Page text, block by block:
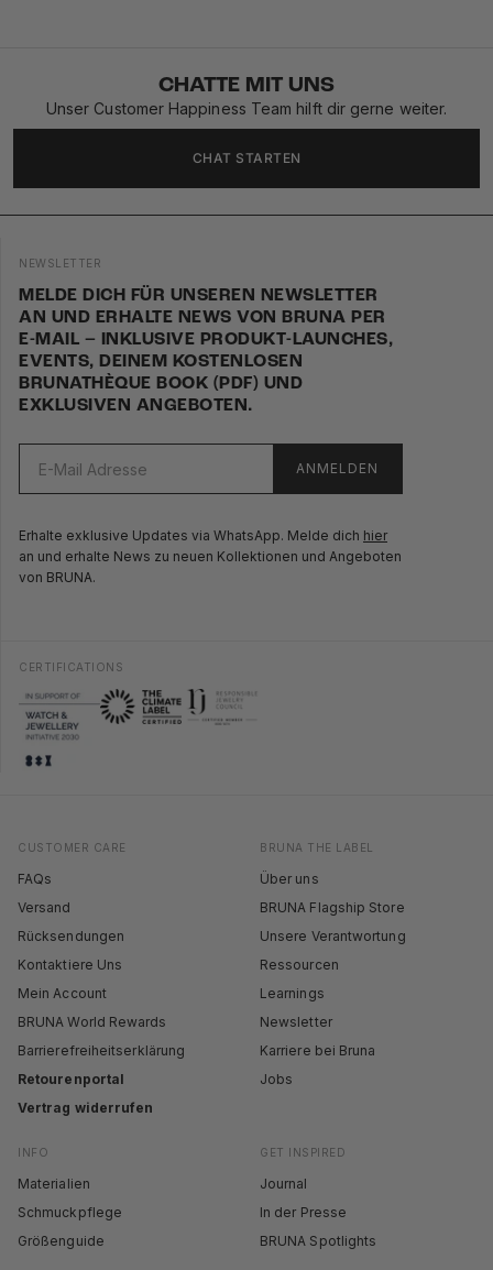
CHATTE MIT UNS
Unser Customer Happiness Team hilft dir gerne weiter.
CHAT STARTEN
CUSTOMER CARE
FAQs
Versand
Rücksendungen
Kontaktiere Uns
Mein Account
BRUNA World Rewards
Barrierefreiheitserklärung
Retourenportal
Vertrag widerrufen
BRUNA THE LABEL
Über uns
BRUNA Flagship Store
Unsere Verantwortung
Ressourcen
Learnings
Newsletter
Karriere bei Bruna
Jobs
INFO
Materialien
Schmuckpflege
Größenguide
GET INSPIRED
Journal
In der Presse
BRUNA Spotlights
NEWSLETTER
MELDE DICH FÜR UNSEREN NEWSLETTER
AN UND ERHALTE NEWS VON BRUNA PER
E-MAIL – INKLUSIVE PRODUKT-LAUNCHES,
EVENTS, DEINEM KOSTENLOSEN
BRUNATHÈQUE BOOK (PDF) UND
EXKLUSIVEN ANGEBOTEN.
ANMELDEN
Erhalte exklusive Updates via WhatsApp. Melde dich hier
an und erhalte News zu neuen Kollektionen und Angeboten
von BRUNA.
CERTIFICATIONS